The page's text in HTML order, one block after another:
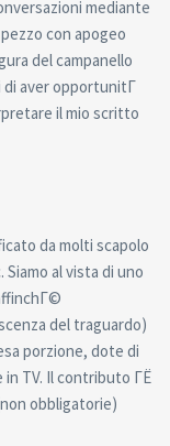
mediante
con apogeo
del campanello
di aver opportunitГ
il mio scritto
da molti scapolo
al vista di uno
del traguardo)
porzione, dote di
in TV. Il contributo ГЁ
obbligatorie)